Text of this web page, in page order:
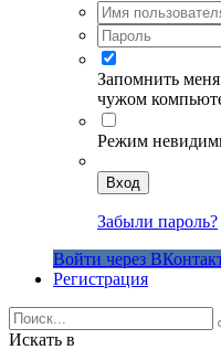
Запомнить меня
чужом
Режим
Вход
Забыли пароль?
Войти через
Регистрация
Искать в